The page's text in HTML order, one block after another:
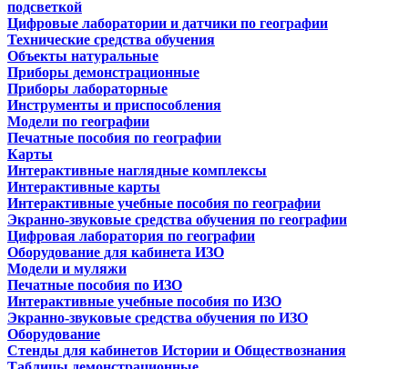
подсветкой
Цифровые лаборатории и датчики по географии
Технические средства обучения
Объекты натуральные
Приборы демонстрационные
Приборы лабораторные
Инструменты и приспособления
Модели по географии
Печатные пособия по географии
Карты
Интерактивные наглядные комплексы
Интерактивные карты
Интерактивные учебные пособия по географии
Экранно-звуковые средства обучения по географии
Цифровая лаборатория по географии
Оборудование для кабинета ИЗО
Модели и муляжи
Печатные пособия по ИЗО
Интерактивные учебные пособия по ИЗО
Экранно-звуковые средства обучения по ИЗО
Оборудование
Стенды для кабинетов Истории и Обществознания